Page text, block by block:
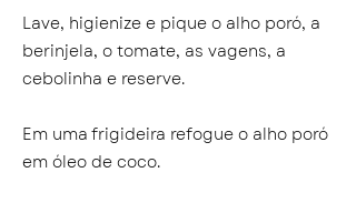
Lave, higienize e pique o alho poró, a
berinjela, o tomate, as vagens, a
cebolinha e reserve.
Em uma frigideira refogue o alho poró
em óleo de coco.